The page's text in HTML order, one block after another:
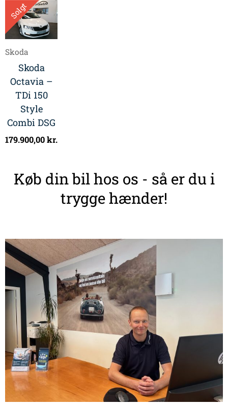
Solgt
Skoda
Skoda
Octavia –
TDi 150
Style
Combi DSG
179.900,00kr.
Køb din bil hos os - så er du i
trygge hænder!